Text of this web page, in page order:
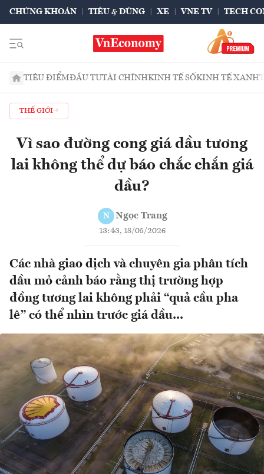
CHỨNG KHOÁN TIÊU & DÙNG XE VNE TV TECH
TIÊU ĐIỂMĐẦU TƯTÀI CHÍNHKINH TẾ SỐKINH TẾ XANH
THẾ GIỚI
Vì sao đường cong giá dầu tương
lai không thể dự báo chắc chắn giá
dầu?
N Ngọc Trang
13:43, 18/05/2026
Các nhà giao dịch và chuyên gia phân tích
dầu mỏ cảnh báo rằng thị trường hợp
đồng tương lai không phải “quả cầu pha
lê” có thể nhìn trước giá dầu...